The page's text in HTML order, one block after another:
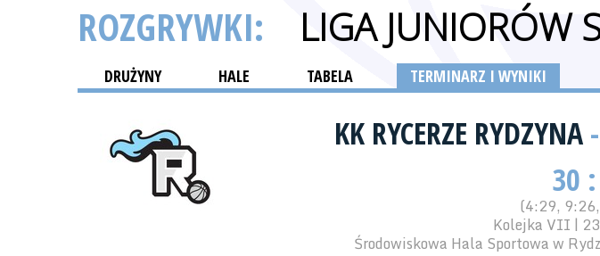
ROZGRYWKI: LIGA JUNIORÓW
DRUŻYNY HALE TABELA TERMINARZ I WYNIKI
KK RYCERZE RYDZYNA-
30
(4:29,
Kolejka VII |
Środowiskowa Hala Sportowa w